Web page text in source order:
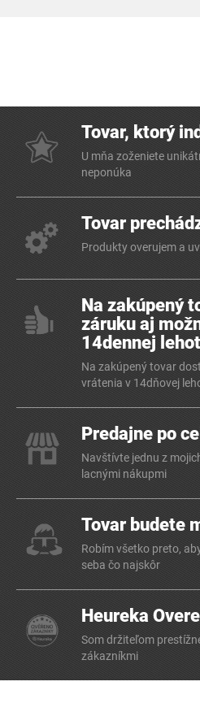
Tovar, ktorý
U mňa zoženiete
neponúka
Tovar
Produkty overujem a
Na zakúpený
záruku aj
14dennej
Na zakúpený tovar
vrátenia v 14dňovej
Predajne po
Navštívte jednu z
lacnými nákupmi
Tovar budete
Robím všetko preto,
seba čo najskôr
Heureka
Som držiteľom
zákazníkmi